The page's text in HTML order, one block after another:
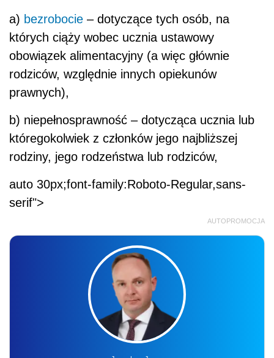
a) bezrobocie – dotyczące tych osób, na
których ciąży wobec ucznia ustawowy
obowiązek alimentacyjny (a więc głównie
rodziców, względnie innych opiekunów
prawnych),
b) niepełnosprawność – dotycząca ucznia lub
któregokolwiek z członków jego najbliższej
rodziny, jego rodzeństwa lub rodziców,
auto 30px;font-family:Roboto-Regular,sans-
serif">
AUTOPROMOCJA